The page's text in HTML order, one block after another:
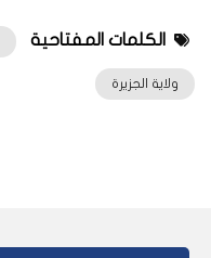
الكلمات المفتاحية
ولاية الجزيرة